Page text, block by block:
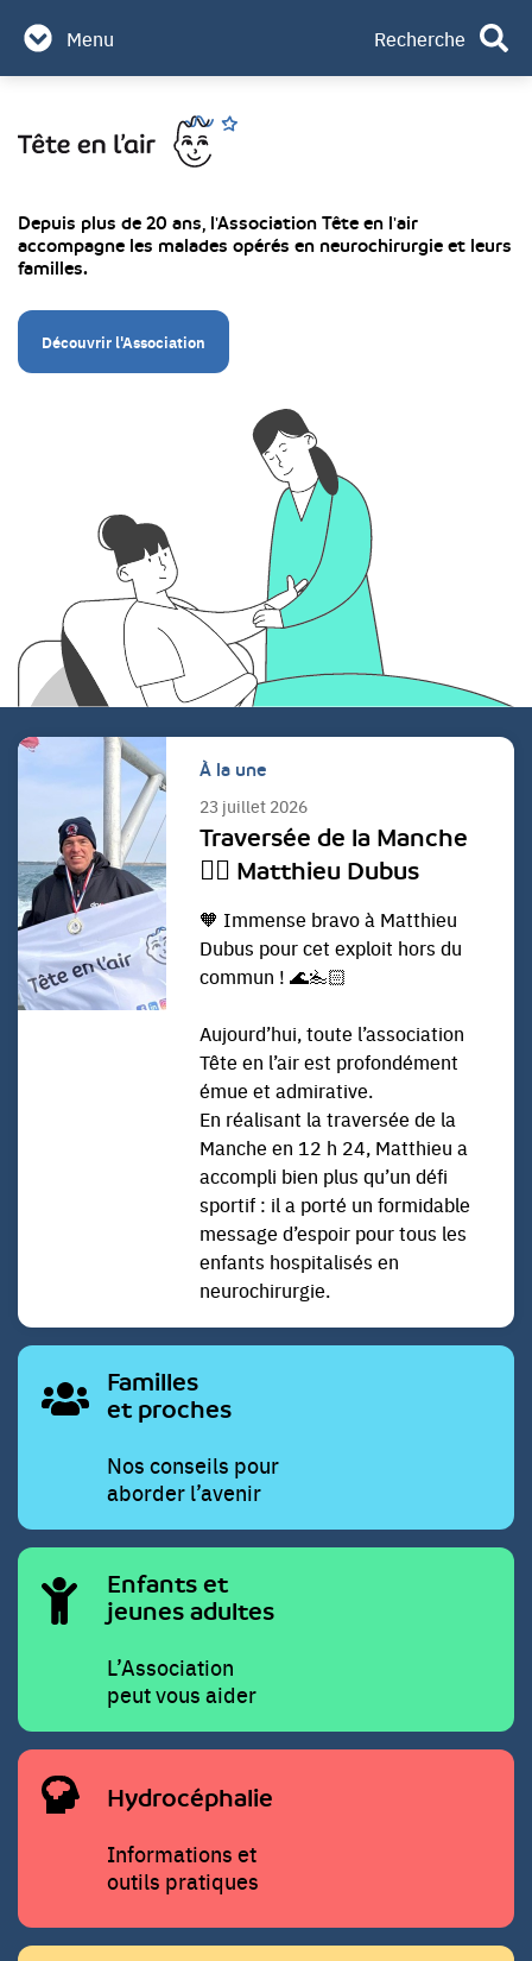
contenu
Menu Recherche
Contact
Depuis plus de 20 ans, l'Association Tête en l'air
accompagne les malades opérés en neurochirurgie et leurs
familles.
Découvrir l'Association
À la une
23 juillet 2026
Traversée de la Manche
🏊🏻 Matthieu Dubus
🧡 Immense bravo à Matthieu
Dubus pour cet exploit hors du
commun ! 🌊🏊🏻
Aujourd’hui, toute l’association
Tête en l’air est profondément
émue et admirative.
En réalisant la traversée de la
Manche en 12 h 24, Matthieu a
accompli bien plus qu’un défi
sportif : il a porté un formidable
message d’espoir pour tous les
enfants hospitalisés en
neurochirurgie.
Familles
et proches
Nos conseils pour
aborder l’avenir
Enfants et
jeunes adultes
L’Association
peut vous aider
Hydrocéphalie
Informations et
outils pratiques